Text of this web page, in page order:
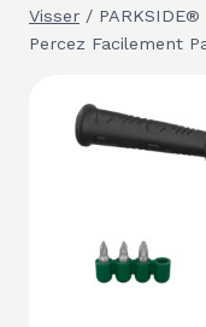
Visser / PARKSIDE®
Percez Facilement